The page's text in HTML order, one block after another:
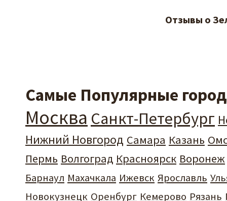
Отзывы о
Самые Популярные
Москва Санкт-Петербург
Нижний Новгород Самара Казань
Пермь Волгоград Красноярск Воронеж
Барнаул Махачкала Ижевск Ярославль
Новокузнецк Оренбург Кемерово Рязань